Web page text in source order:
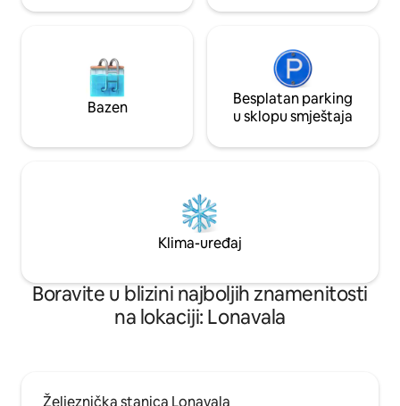
Bazen
Besplatan parking
u sklopu smještaja
Klima-uređaj
Boravite u blizini najboljih znamenitosti
na lokaciji: Lonavala
Željeznička stanica Lonavala